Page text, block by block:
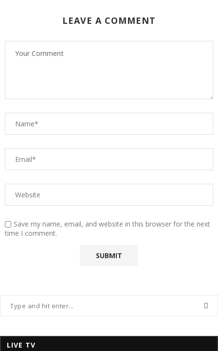
LEAVE A COMMENT
Save my name, email, and website in this browser for the next
time I comment.
LIVE TV